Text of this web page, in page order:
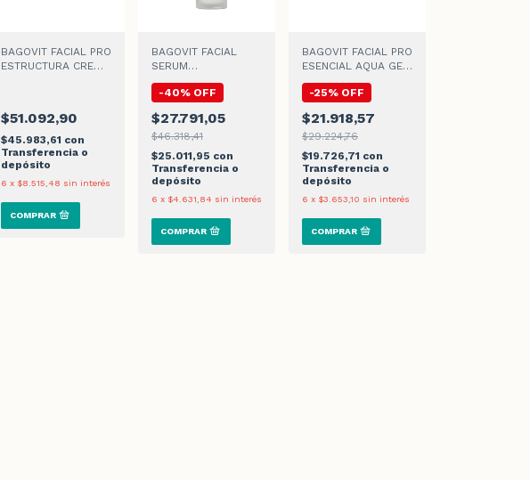
BAGOVIT FACIAL PRO
ESTRUCTURA CREMA
$51.092,90
$45.983,61 con
Transferencia o
depósito
6 x $8.515,48 sin interés
BAGOVIT FACIAL
SERUM
30ml
-40% OFF
$27.791,05
$46.318,41
$25.011,95 con
Transferencia o
depósito
6 x $4.631,84 sin interés
BAGOVIT FACIAL PRO
ESENCIAL AQUA GEL
-25% OFF
$21.918,57
$29.224,76
$19.726,71 con
Transferencia o
depósito
6 x $3.653,10 sin interés